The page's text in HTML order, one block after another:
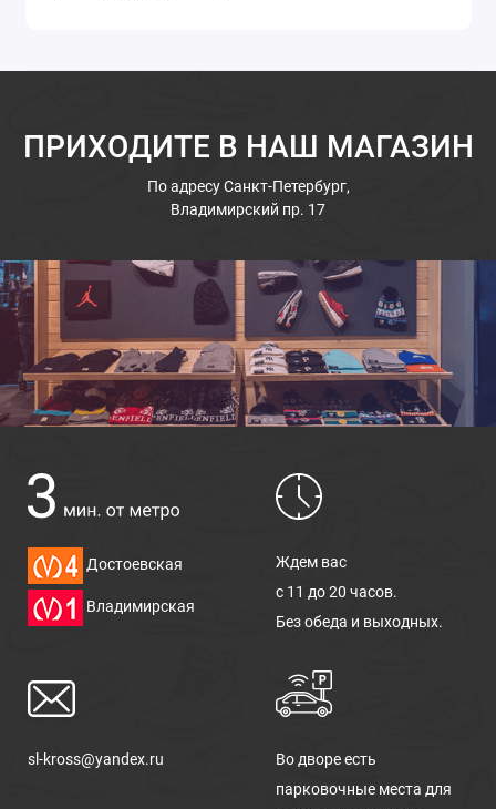
ПРИХОДИТЕ В НАШ МАГАЗИН
По адресуСанкт-Петербург,
Владимирский пр. 17
Достоевская
Владимирская
Ждем вас
с 11 до 20 часов.
Без обеда и выходных.
sl-kross@yandex.ru
Во дворе есть
парковочные места для